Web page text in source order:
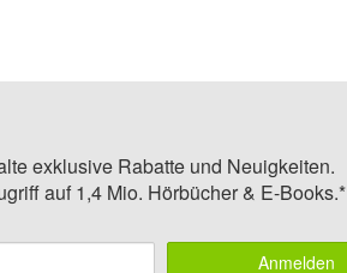
exklusive Rabatte und Neuigkeiten.
auf 1,4 Mio. Hörbücher & E-Books.*
Anmelden